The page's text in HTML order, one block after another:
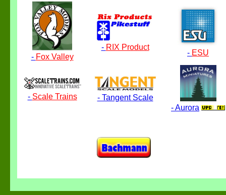
- Fox Valley
- RIX Product
- ESU
- Scale Trains
- Tangent Scale
- Aurora